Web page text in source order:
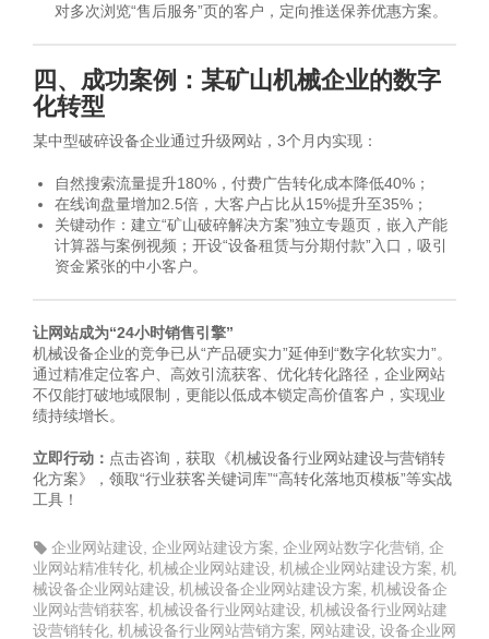
对多次浏览“售后服务”页的客户，定向推送保养优惠方案。
四、成功案例：某矿山机械企业的数字
化转型
某中型破碎设备企业通过升级网站，3个月内实现：
自然搜索流量提升180%，付费广告转化成本降低40%；
在线询盘量增加2.5倍，大客户占比从15%提升至35%；
关键动作：建立“矿山破碎解决方案”独立专题页，嵌入产能
计算器与案例视频；开设“设备租赁与分期付款”入口，吸引
资金紧张的中小客户。
让网站成为“24小时销售引擎”
机械设备企业的竞争已从“产品硬实力”延伸到“数字化软实力”。
通过精准定位客户、高效引流获客、优化转化路径，企业网站
不仅能打破地域限制，更能以低成本锁定高价值客户，实现业
绩持续增长。
立即行动： 点击咨询，获取《机械设备行业网站建设与营销转
化方案》，领取“行业获客关键词库”“高转化落地页模板”等实战
工具！
企业网站建设 企业网站建设方案 企业网站数字化营销 企
业网站精准转化 机械企业网站建设 机械企业网站建设方案 机
械设备企业网站建设 机械设备企业网站建设方案 机械设备企
业网站营销获客 机械设备行业网站建设 机械设备行业网站建
设营销转化 机械设备行业网站营销方案 网站建设 设备企业网